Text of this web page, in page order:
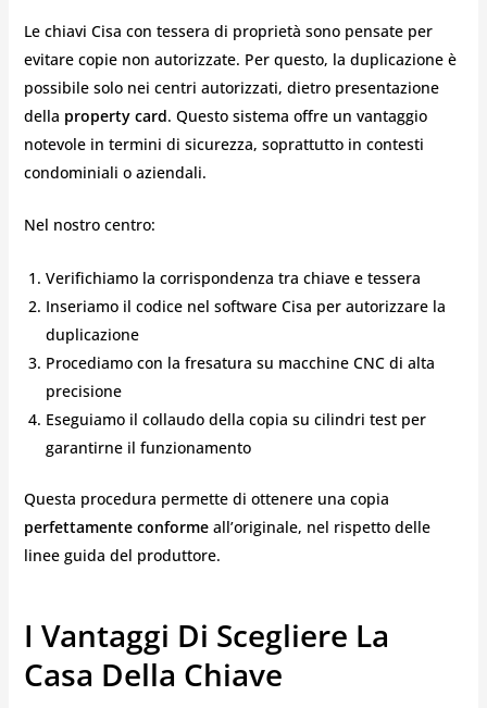
Le chiavi Cisa con tessera di proprietà sono pensate per
evitare copie non autorizzate. Per questo, la duplicazione è
possibile solo nei centri autorizzati, dietro presentazione
della property card. Questo sistema offre un vantaggio
notevole in termini di sicurezza, soprattutto in contesti
condominiali o aziendali.
Nel nostro centro:
Verifichiamo la corrispondenza tra chiave e tessera
Inseriamo il codice nel software Cisa per autorizzare la
duplicazione
Procediamo con la fresatura su macchine CNC di alta
precisione
Eseguiamo il collaudo della copia su cilindri test per
garantirne il funzionamento
Questa procedura permette di ottenere una copia
perfettamente conformeall’originale, nel rispetto delle
linee guida del produttore.
I Vantaggi Di Scegliere La
Casa Della Chiave